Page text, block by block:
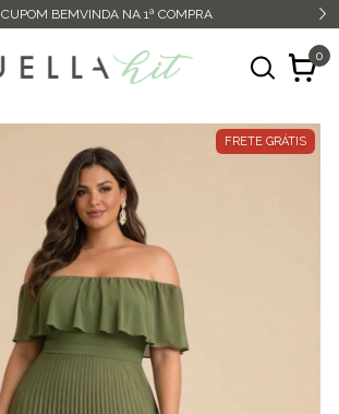
CUPOM BEMVINDA NA 1ª COMPRA
0
FRETE GRÁTIS